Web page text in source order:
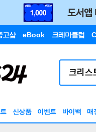
고샵 eBook 크레마클럽
신상품 이벤트 바이백 매